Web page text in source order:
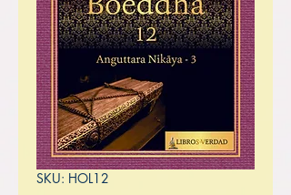
SKU: HOL12